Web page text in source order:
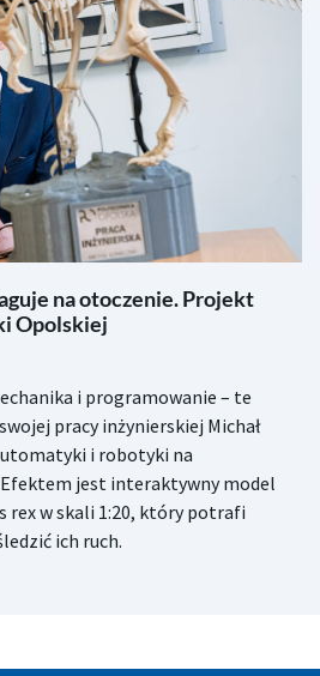
na otoczenie. Projekt
Opolskiej
i programowanie – te
pracy inżynierskiej Michał
i robotyki na
jest interaktywny model
rex w skali 1:20, który potrafi
ich ruch.